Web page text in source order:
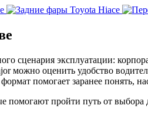
сценария эксплуатации:
можно оценить удобство
помогает заранее понять,
помогают пройти путь от выбора